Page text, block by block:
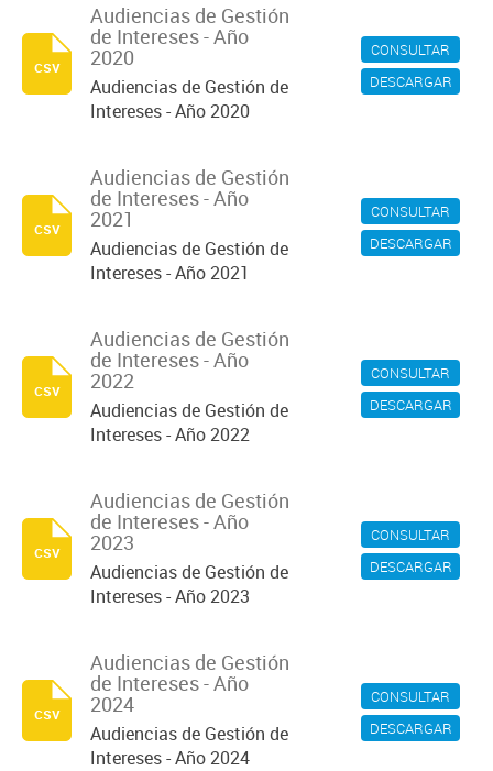
CONSULTAR
DESCARGAR
Audiencias de Gestión
de Intereses - Año
2020
Audiencias de Gestión de
Intereses - Año 2020
csv
CONSULTAR
DESCARGAR
Audiencias de Gestión
de Intereses - Año
2021
Audiencias de Gestión de
Intereses - Año 2021
csv
CONSULTAR
DESCARGAR
Audiencias de Gestión
de Intereses - Año
2022
Audiencias de Gestión de
Intereses - Año 2022
csv
CONSULTAR
DESCARGAR
Audiencias de Gestión
de Intereses - Año
2023
Audiencias de Gestión de
Intereses - Año 2023
csv
CONSULTAR
DESCARGAR
Audiencias de Gestión
de Intereses - Año
2024
Audiencias de Gestión de
Intereses - Año 2024
csv